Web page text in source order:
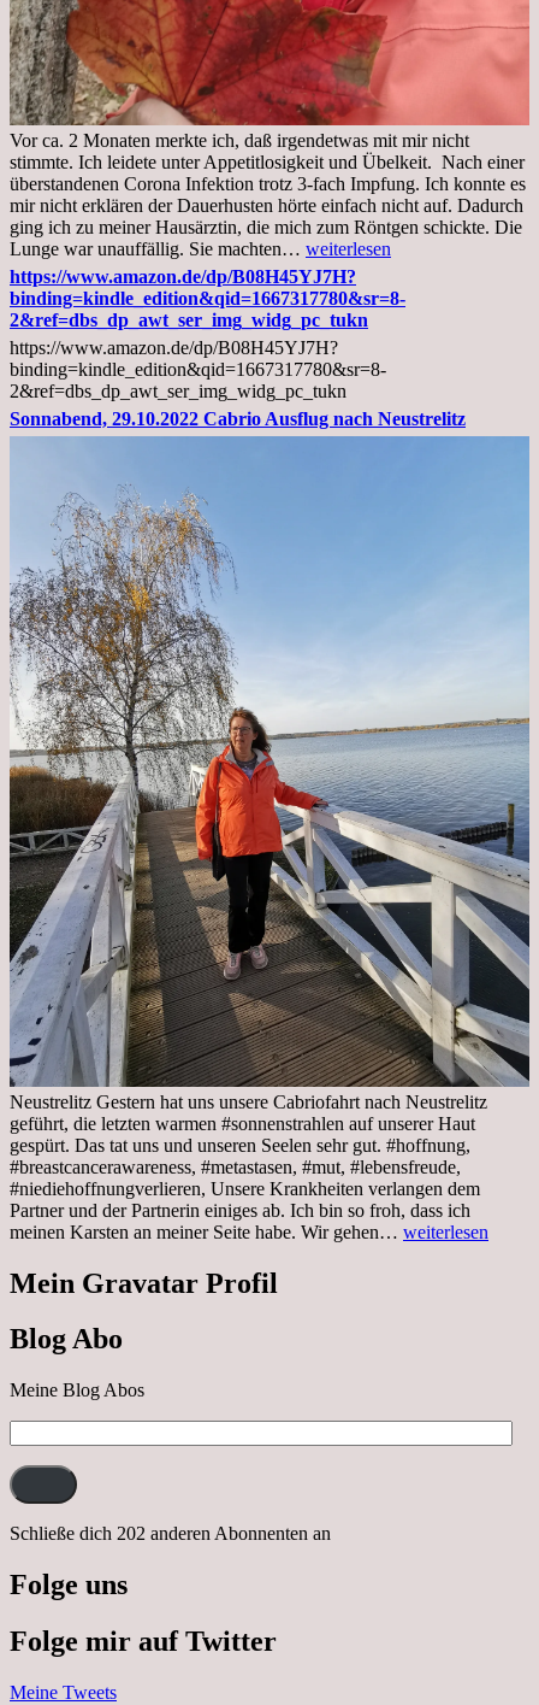
Vor ca. 2 Monaten merkte ich, daß irgendetwas mit mir nicht
stimmte. Ich leidete unter Appetitlosigkeit und Übelkeit. Nach einer
überstandenen Corona Infektion trotz 3-fach Impfung. Ich konnte es
mir nicht erklären der Dauerhusten hörte einfach nicht auf. Dadurch
ging ich zu meiner Hausärztin, die mich zum Röntgen schickte. Die
Lunge war unauffällig. Sie machten… Mittwoch,
02.11.2022,
Arztgespräch
und
Diagnose
Lebermetastasen
weiterlesen
https://www.amazon.de/dp/B08H45YJ7H?
binding=kindle_edition&qid=1667317780&sr=8-
2&ref=dbs_dp_awt_ser_img_widg_pc_tukn
https://www.amazon.de/dp/B08H45YJ7H?
binding=kindle_edition&qid=1667317780&sr=8-
2&ref=dbs_dp_awt_ser_img_widg_pc_tukn
Sonnabend, 29.10.2022 Cabrio Ausflug nach Neustrelitz
Neustrelitz Gestern hat uns unsere Cabriofahrt nach Neustrelitz
geführt, die letzten warmen #sonnenstrahlen auf unserer Haut
gespürt. Das tat uns und unseren Seelen sehr gut. #hoffnung,
#breastcancerawareness, #metastasen, #mut, #lebensfreude,
#niediehoffnungverlieren, Unsere Krankheiten verlangen dem
Partner und der Partnerin einiges ab. Ich bin so froh, dass ich
meinen Karsten an meiner Seite habe. Wir gehen… Sonnabend,
weiterlesen
Mein Gravatar Profil
Blog Abo
Meine Blog Abos
Mail-
Adresse:
Schließe dich 202 anderen Abonnenten an
Folge uns
Folge mir auf Twitter
Meine Tweets